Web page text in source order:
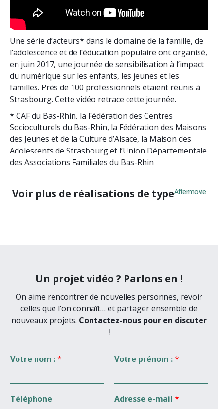
Une série d’acteurs* dans le domaine de la famille, de
l’adolescence et de l’éducation populaire ont organisé,
en juin 2017, une journée de sensibilisation à l’impact
du numérique sur les enfants, les jeunes et les
familles. Près de 100 professionnels étaient réunis à
Strasbourg. Cette vidéo retrace cette journée.
* CAF du Bas-Rhin, la Fédération des Centres
Socioculturels du Bas-Rhin, la Fédération des Maisons
des Jeunes et de la Culture d’Alsace, la Maison des
Adolescents de Strasbourg et l’Union Départementale
des Associations Familiales du Bas-Rhin
Voir plus de réalisations de typeAftermovie
Un projet vidéo ? Parlons en !
On aime rencontrer de nouvelles personnes, revoir
celles que l’on connaît… et partager ensemble de
nouveaux projets. Contactez-nous pour en discuter
!
Votre nom :* Votre prénom :*
Téléphone Adresse e-mail *